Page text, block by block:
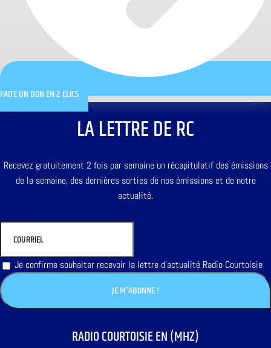
FAITE UN DON EN 2 CLICS
LA LETTRE DE RC
Recevez gratuitement 2 fois par semaine un récapitulatif des émissions
de la semaine, des dernières sorties de nos émissions et de notre
actualité.
Je confirme souhaiter recevoir la lettre d'actualité Radio Courtoisie
RADIO COURTOISIE EN (MHZ)